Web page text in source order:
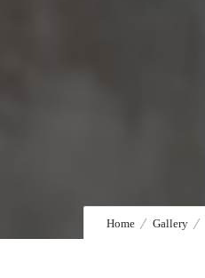
Home Gallery